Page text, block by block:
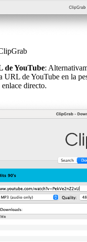
de YouTube:
URL de YouTube en la
directo.